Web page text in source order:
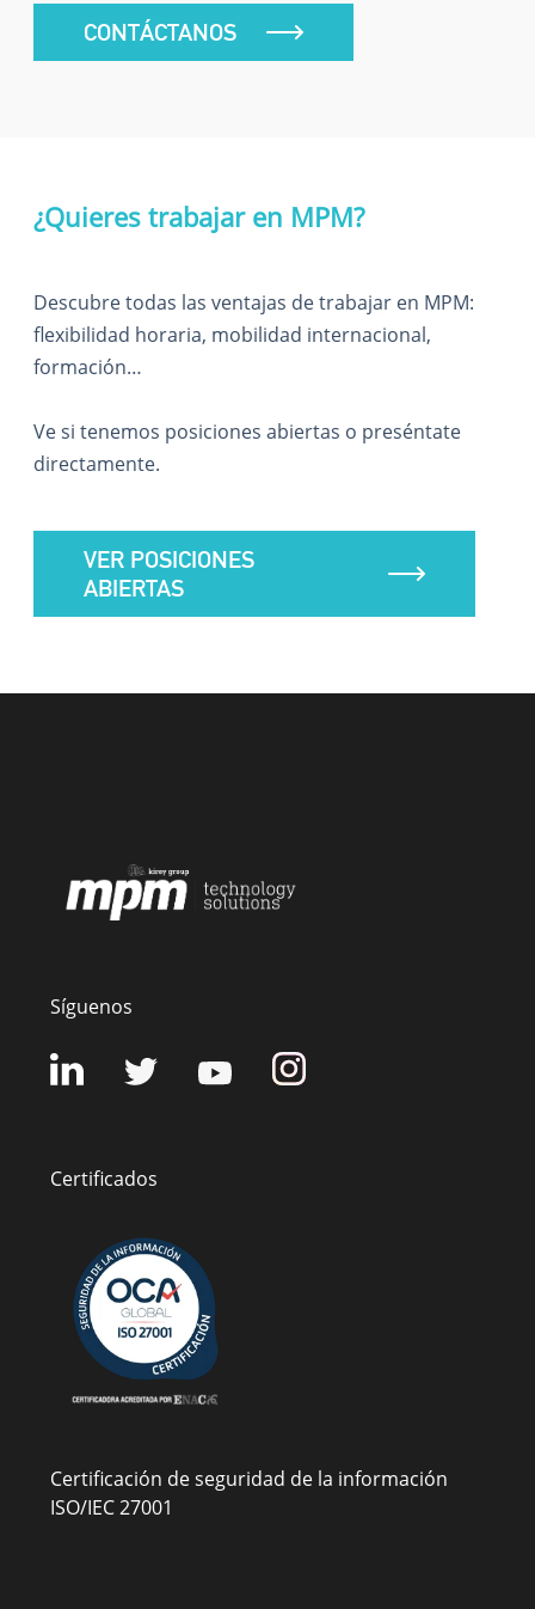
CONTÁCTANOS
¿Quieres trabajar en MPM?
Descubre todas las ventajas de trabajar en MPM:
flexibilidad horaria, mobilidad internacional,
formación…
Ve si tenemos posiciones abiertas o preséntate
directamente.
VER POSICIONES
ABIERTAS
Síguenos
Certificados
Certificación de seguridad de la información
ISO/IEC 27001